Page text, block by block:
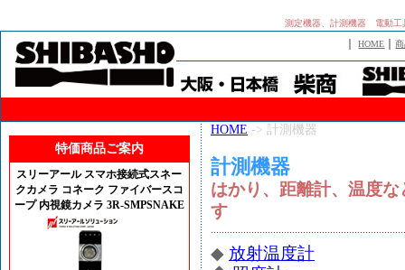
測定機器、計測機器 電動工
｜HOME ｜
特価商品ご案内
スリーアール スマホ接続式スネー
クカメラ コネーク ファイバースコ
ープ 内視鏡カメラ 3R-SMPSNAKE
HOME -> 計測機器
計測機器
はかり、距離計、温度
す
◆ 放射温度計